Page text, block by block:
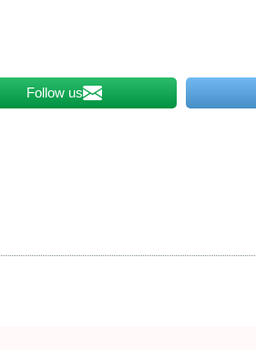
Follow us